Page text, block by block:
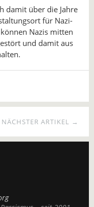
damit über die Jahre
für Nazi-
Nazis mitten
und damit aus
NÄCHSTER ARTIKEL →